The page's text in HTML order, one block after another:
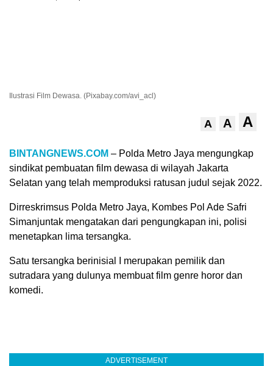
Ilustrasi Film Dewasa. (Pixabay.com/avi_acl)
A A A
BINTANGNEWS.COM – Polda Metro Jaya mengungkap
sindikat pembuatan film dewasa di wilayah Jakarta
Selatan yang telah memproduksi ratusan judul sejak 2022.
Dirreskrimsus Polda Metro Jaya, Kombes Pol Ade Safri
Simanjuntak mengatakan dari pengungkapan ini, polisi
menetapkan lima tersangka.
Satu tersangka berinisial I merupakan pemilik dan
sutradara yang dulunya membuat film genre horor dan
komedi.
ADVERTISEMENT